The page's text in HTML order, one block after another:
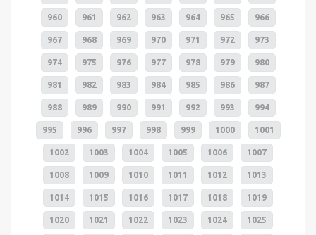
960 961 962 963 964 965 966
967 968 969 970 971 972 973
974 975 976 977 978 979 980
981 982 983 984 985 986 987
988 989 990 991 992 993 994
995 996 997 998 999 1000 1001
1002 1003 1004 1005 1006 1007
1008 1009 1010 1011 1012 1013
1014 1015 1016 1017 1018 1019
1020 1021 1022 1023 1024 1025